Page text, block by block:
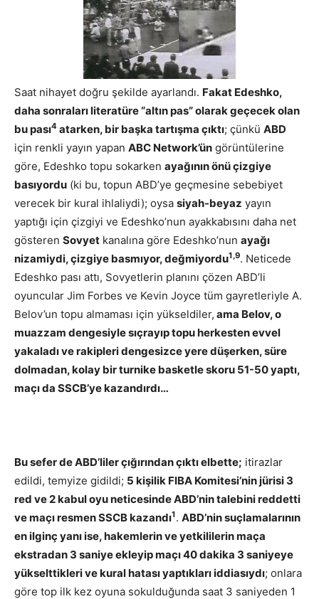
Saat nihayet doğru şekilde ayarlandı. Fakat Edeshko,
daha sonraları literatüre “altın pas” olarak geçecek olan
bu pası4 atarken, bir başka tartışma çıktı; çünkü ABD
için renkli yayın yapan ABC Network’ün görüntülerine
göre, Edeshko topu sokarken ayağının önü çizgiye
basıyordu (ki bu, topun ABD’ye geçmesine sebebiyet
verecek bir kural ihlaliydi); oysa siyah-beyaz yayın
yaptığı için çizgiyi ve Edeshko’nun ayakkabısını daha net
gösteren Sovyet kanalına göre Edeshko’nun ayağı
nizamiydi, çizgiye basmıyor, değmiyordu1,9. Neticede
Edeshko pası attı, Sovyetlerin planını çözen ABD’li
oyuncular Jim Forbes ve Kevin Joyce tüm gayretleriyle A.
Belov’un topu almaması için yükseldiler, ama Belov, o
muazzam dengesiyle sıçrayıp topu herkesten evvel
yakaladı ve rakipleri dengesizce yere düşerken, süre
dolmadan, kolay bir turnike basketle skoru 51-50 yaptı,
maçı da SSCB’ye kazandırdı…
Bu sefer de ABD’liler çığırından çıktı elbette; itirazlar
edildi, temyize gidildi; 5 kişilik FIBA Komitesi’nin jürisi 3
red ve 2 kabul oyu neticesinde ABD’nin talebini reddetti
ve maçı resmen SSCB kazandı1. ABD’nin suçlamalarının
en ilginç yanı ise, hakemlerin ve yetkililerin maça
ekstradan 3 saniye ekleyip maçı 40 dakika 3 saniyeye
yükselttikleri ve kural hatası yaptıkları iddiasıydı; onlara
göre top ilk kez oyuna sokulduğunda saat 3 saniyeden 1